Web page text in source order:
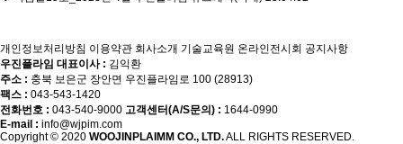
개인정보처리방침 이용약관 회사소개 기술교육원 온라인전시회 공지사항
우진플라임 대표이사 : 김익환
주소 : 충북 보은군 장안면 우진플라임로 100 (28913)
팩스 : 043-543-1420
전화번호 : 043-540-9000 고객센터(A/S문의) : 1644-0990
E-mail : info@wjpim.com
Copyright © 2020 WOOJINPLAIMM CO., LTD.ALL RIGHTS RESERVED.